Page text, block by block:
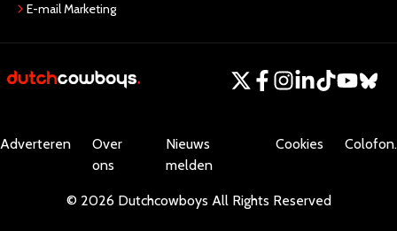
E-mail Marketing
Adverteren
Over
ons
Nieuws
melden
Cookies Colofon.
© 2026 Dutchcowboys All Rights Reserved